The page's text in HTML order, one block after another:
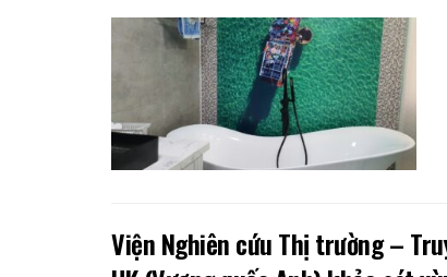
Viện Nghiên cứu Thị trường –